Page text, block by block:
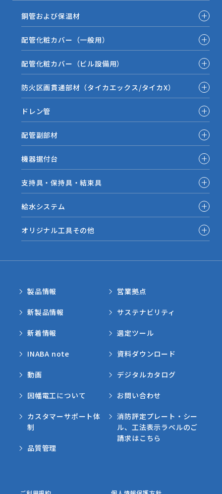
銅管および保温材
配管化粧カバー（一般用）
配管化粧カバー（ビル設備用）
防火区画貫通部材（タイカエックス/タイカX）
ドレン管
配管副部材
機器据付台
支持具・保持具・結束具
給水システム
オリジナル工具その他
製品情報
新製品情報
新着情報
INABA note
動画
因幡電工について
カスタマーサポート体
制
品質管理
営業拠点
サステナビリティ
選定ツール
資料ダウンロード
デジタルカタログ
お問い合わせ
消防評定プレート・シー
ル、工法表示ラベルのご
請求はこちら